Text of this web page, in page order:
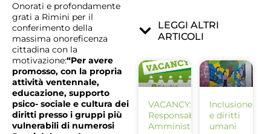
Onorati e profondamente
grati a Rimini per il
conferimento della
massima onoreficenza
cittadina con la
motivazione:“Per avere
promosso, con la propria
attività ventennale,
educazione, supporto
psico- sociale e cultura dei
diritti presso i gruppi più
vulnerabili di numerosi
LEGGI ALTRI
ARTICOLI
VACANCY:
Responsabile
Amministrativo
Inclusione
e diritti
umani